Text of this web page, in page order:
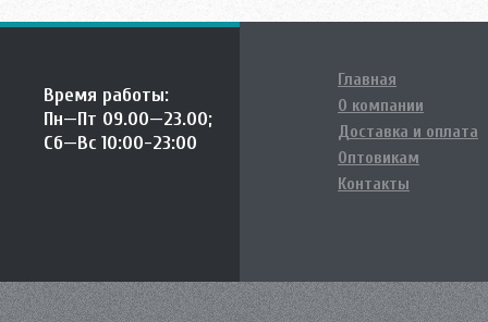
Время работы:
Пн—Пт 09.00—23.00;
Сб—Вс 10:00-23:00
Главная
О компании
Доставка и оплата
Оптовикам
Контакты